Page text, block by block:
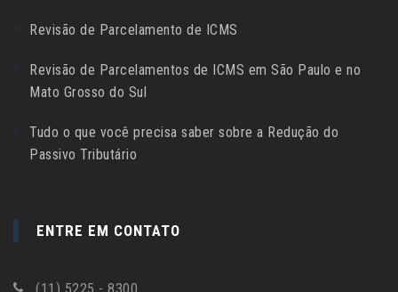
Revisão de Parcelamento de ICMS
Revisão de Parcelamentos de ICMS em São Paulo e no
Mato Grosso do Sul
Tudo o que você precisa saber sobre a Redução do
Passivo Tributário
ENTRE EM CONTATO